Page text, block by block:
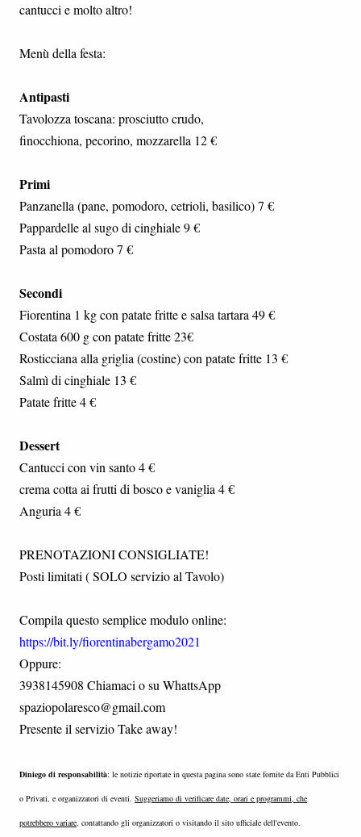
cantucci e molto altro!
Menù della festa:
Antipasti
Tavolozza toscana: prosciutto crudo,
finocchiona, pecorino, mozzarella 12 €
Primi
Panzanella (pane, pomodoro, cetrioli, basilico) 7 €
Pappardelle al sugo di cinghiale 9 €
Pasta al pomodoro 7 €
Secondi
Fiorentina 1 kg con patate fritte e salsa tartara 49 €
Costata 600 g con patate fritte 23€
Rosticciana alla griglia (costine) con patate fritte 13 €
Salmì di cinghiale 13 €
Patate fritte 4 €
Dessert
Cantucci con vin santo 4 €
crema cotta ai frutti di bosco e vaniglia 4 €
Anguria 4 €
PRENOTAZIONI CONSIGLIATE!
Posti limitati ( SOLO servizio al Tavolo)
Compila questo semplice modulo online:
https://bit.ly/fiorentinabergamo2021
Oppure:
3938145908 Chiamaci o su WhattsApp
spaziopolaresco@gmail.com
Presente il servizio Take away!
Diniego di responsabilità: le notizie riportate in questa pagina sono state fornite da Enti Pubblici
o Privati, e organizzatori di eventi. Suggeriamo di verificare date, orari e programmi, che
potrebbero variare, contattando gli organizzatori o visitando il sito ufficiale dell'evento.